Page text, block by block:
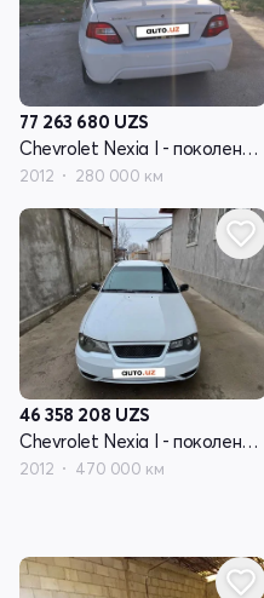
77 263 680 UZS
Chevrolet Nexia I - поколение рестайлинг
2012 280 000 км
46 358 208 UZS
Chevrolet Nexia I - поколение рестайлинг
2012 470 000 км